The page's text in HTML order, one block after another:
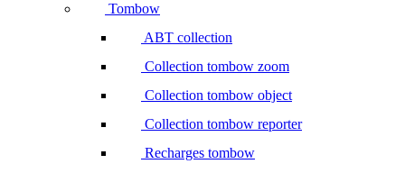
Tombow
ABT collection
Collection tombow zoom
Collection tombow object
Collection tombow reporter
Recharges tombow